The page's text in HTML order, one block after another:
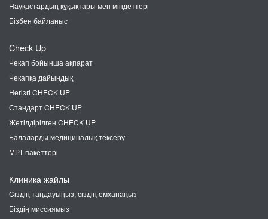
Науқастардың құқықтары мен міндеттері
Бізбен байланыс
Check Up
Чекап бойынша ақпарат
Чекапқа дайындық
Негізгі CHECK UP
Стандарт CHECK UP
Жетілдірілген CHECK UP
Балаларды медициналық тексеру
МРТ пакеттері
Клиника жайлы
Cіздің таңдауыңыз, сіздің емханаңыз
Біздің миссиямыз